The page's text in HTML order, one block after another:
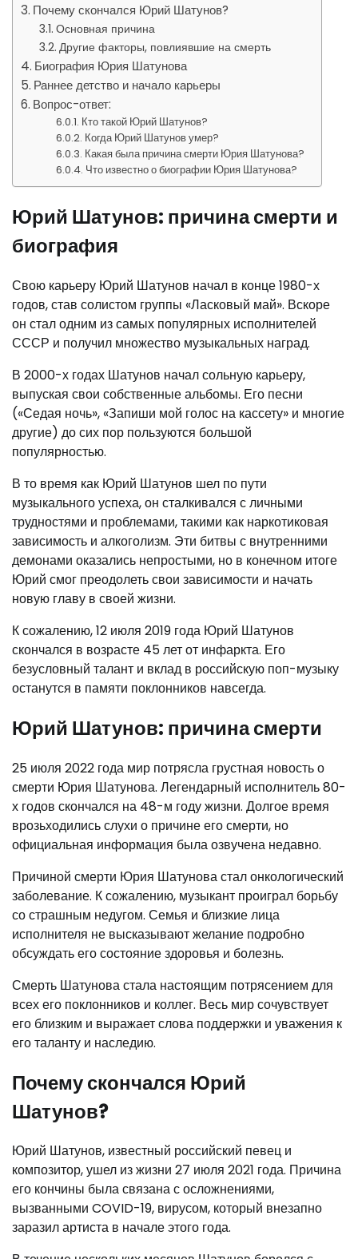
Почему скончался Юрий Шатунов?
Основная причина
Другие факторы, повлиявшие на смерть
Биография Юрия Шатунова
Раннее детство и начало карьеры
Вопрос-ответ:
Кто такой Юрий Шатунов?
Когда Юрий Шатунов умер?
Какая была причина смерти Юрия Шатунова?
Что известно о биографии Юрия Шатунова?
Юрий Шатунов: причина смерти и
биография
Свою карьеру Юрий Шатунов начал в конце 1980-х
годов, став солистом группы «Ласковый май». Вскоре
он стал одним из самых популярных исполнителей
СССР и получил множество музыкальных наград.
В 2000-х годах Шатунов начал сольную карьеру,
выпуская свои собственные альбомы. Его песни
(«Седая ночь», «Запиши мой голос на кассету» и многие
другие) до сих пор пользуются большой
популярностью.
В то время как Юрий Шатунов шел по пути
музыкального успеха, он сталкивался с личными
трудностями и проблемами, такими как наркотиковая
зависимость и алкоголизм. Эти битвы с внутренними
демонами оказались непростыми, но в конечном итоге
Юрий смог преодолеть свои зависимости и начать
новую главу в своей жизни.
К сожалению, 12 июля 2019 года Юрий Шатунов
скончался в возрасте 45 лет от инфаркта. Его
безусловный талант и вклад в российскую поп-музыку
останутся в памяти поклонников навсегда.
Юрий Шатунов: причина смерти
25 июля 2022 года мир потрясла грустная новость о
смерти Юрия Шатунова. Легендарный исполнитель 80-
х годов скончался на 48-м году жизни. Долгое время
врозьходились слухи о причине его смерти, но
официальная информация была озвучена недавно.
Причиной смерти Юрия Шатунова стал онкологический
заболевание. К сожалению, музыкант проиграл борьбу
со страшным недугом. Семья и близкие лица
исполнителя не высказывают желание подробно
обсуждать его состояние здоровья и болезнь.
Смерть Шатунова стала настоящим потрясением для
всех его поклонников и коллег. Весь мир сочувствует
его близким и выражает слова поддержки и уважения к
его таланту и наследию.
Почему скончался Юрий
Шатунов?
Юрий Шатунов, известный российский певец и
композитор, ушел из жизни 27 июля 2021 года. Причина
его кончины была связана с осложнениями,
вызванными COVID-19, вирусом, который внезапно
заразил артиста в начале этого года.